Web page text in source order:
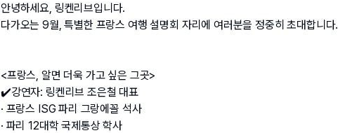
안녕하세요, 링켄리브입니다.
다가오는 9월, 특별한 프랑스 여행 설명회 자리에 여러분을 정중히 초대합니다.
<프랑스, 알면 더욱 가고 싶은 그곳>
✔️강연자: 링켄리브 조은철 대표
· 프랑스 ISG 파리 그랑에꼴 석사
· 파리 12대학 국제통상 학사